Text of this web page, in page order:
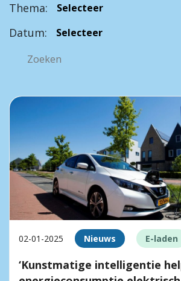
Thema:
Datum:
02-01-2025 Nieuws E-laden
‘Kunstmatige intelligentie